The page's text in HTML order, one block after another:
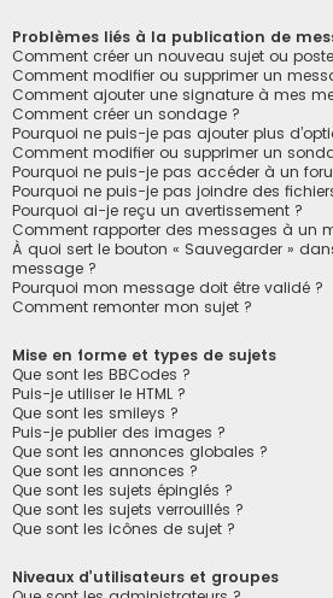
Problèmes liés à la publication de
Comment créer un nouveau sujet ou
Comment modifier ou supprimer un
Comment ajouter une signature à mes
Comment créer un sondage ?
Pourquoi ne puis-je pas ajouter plus
Comment modifier ou supprimer un
Pourquoi ne puis-je pas accéder à un
Pourquoi ne puis-je pas joindre des
Pourquoi ai-je reçu un avertissement ?
Comment rapporter des messages à un
À quoi sert le bouton « Sauvegarder »
message ?
Pourquoi mon message doit être validé ?
Comment remonter mon sujet ?
Mise en forme et types de sujets
Que sont les BBCodes ?
Puis-je utiliser le HTML ?
Que sont les smileys ?
Puis-je publier des images ?
Que sont les annonces globales ?
Que sont les annonces ?
Que sont les sujets épinglés ?
Que sont les sujets verrouillés ?
Que sont les icônes de sujet ?
Niveaux d’utilisateurs et groupes